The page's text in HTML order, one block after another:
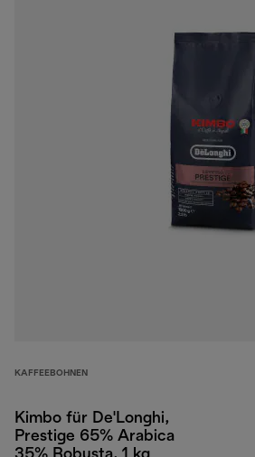
KAFFEEBOHNEN
Kimbo für De'Longhi,
Prestige 65% Arabica